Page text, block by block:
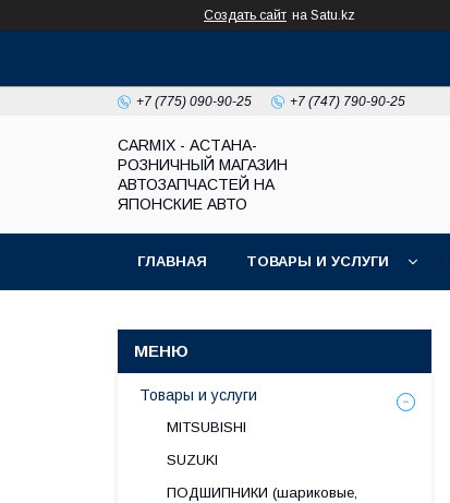
Создать сайт на Satu.kz
+7 (775) 090-90-25 +7 (747) 790-90-25
СARMIX - АСТАНА-
РОЗНИЧНЫЙ МАГАЗИН
АВТОЗАПЧАСТЕЙ НА
ЯПОНСКИЕ АВТО
ГЛАВНАЯ ТОВАРЫ И УСЛУГИ
Товары и услуги
MITSUBISHI
SUZUKI
ПОДШИПНИКИ (шариковые,